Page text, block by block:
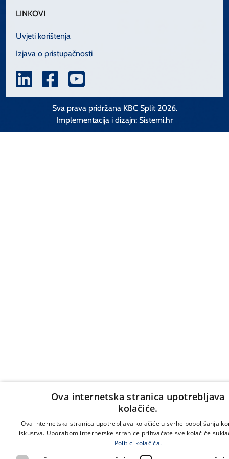
LINKOVI
Uvjeti korištenja
Izjava o pristupačnosti
Sva prava pridržana KBC Split 2026.
Implementacija i dizajn: Sistemi.hr
Ova internetska stranica upotrebljava
kolačiće.
Ova internetska stranica upotrebljava kolačiće u svrhe poboljšanja
iskustva. Uporabom internetske stranice prihvaćate sve kolačiće
Politici kolačića.